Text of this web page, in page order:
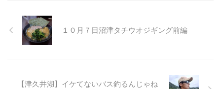
１０月７日沼津タチウオジギング前編
【津久井湖】イケてないバス釣るんじゃね